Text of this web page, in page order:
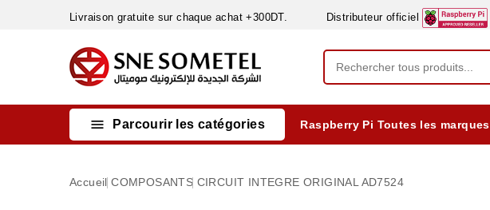
Livraison gratuite sur chaque achat +300DT. Distributeur officiel
 Parcourir les catégories Raspberry Pi Toutes les marques
Accueil COMPOSANTS CIRCUIT INTEGRE ORIGINAL AD7524